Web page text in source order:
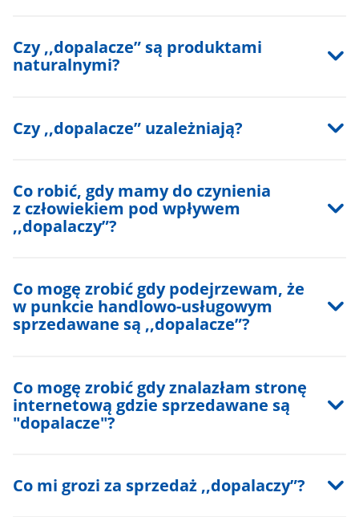
Czy ,,dopalacze” są produktami
naturalnymi?
Czy ,,dopalacze” uzależniają?
Co robić, gdy mamy do czynienia
z człowiekiem pod wpływem
,,dopalaczy”?
Co mogę zrobić gdy podejrzewam, że
w punkcie handlowo-usługowym
sprzedawane są ,,dopalacze”?
Co mogę zrobić gdy znalazłam stronę
internetową gdzie sprzedawane są
"dopalacze"?
Co mi grozi za sprzedaż ,,dopalaczy”?